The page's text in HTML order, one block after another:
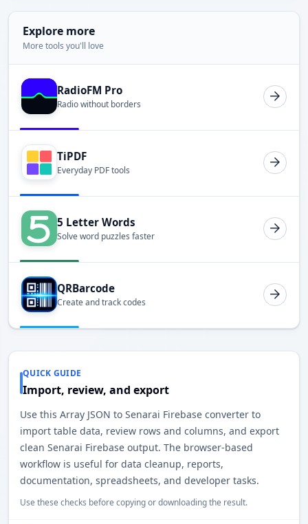
Explore more
More tools you'll love
RadioFM Pro
Radio without borders
TiPDF
Everyday PDF tools
5 Letter Words
Solve word puzzles faster
QRBarcode
Create and track codes
QUICK GUIDE
Import, review, and export
Use this Array JSON to Senarai Firebase converter to
import table data, review rows and columns, and export
clean Senarai Firebase output. The browser-based
workflow is useful for data cleanup, reports,
documentation, spreadsheets, and developer tasks.
Use these checks before copying or downloading the result.